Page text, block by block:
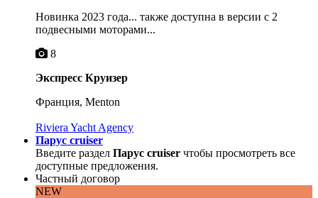
Новинка 2023 года... также доступна в версии с 2
подвесными моторами...
8
Экспресс Круизер
Франция, Menton
Riviera Yacht Agency
Парус cruiser
Введите раздел Парус cruiser чтобы просмотреть все
доступные предложения.
Частный договор
NEW